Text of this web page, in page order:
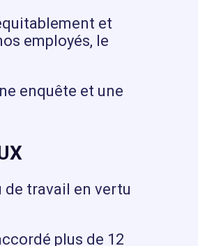
et
employés, le
enquête et une
travail en vertu
plus de 12